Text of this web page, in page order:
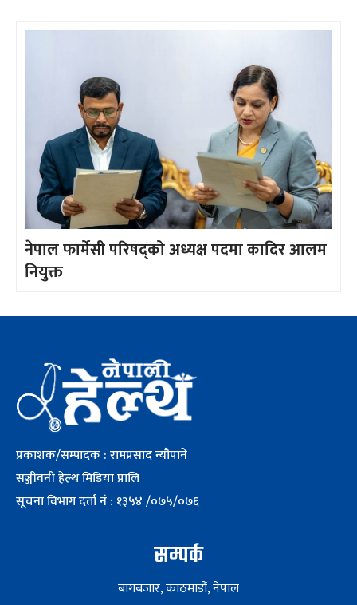
नेपाल फार्मेसी परिषद्को अध्यक्ष पदमा कादिर आलम
नियुक्त
प्रकाशक/सम्पादक : रामप्रसाद न्यौपाने
सञ्जीवनी हेल्थ मिडिया प्रालि
सूचना विभाग दर्ता नं : १३५४ /०७५/०७६
सम्पर्क
बागबजार, काठमाडौं, नेपाल